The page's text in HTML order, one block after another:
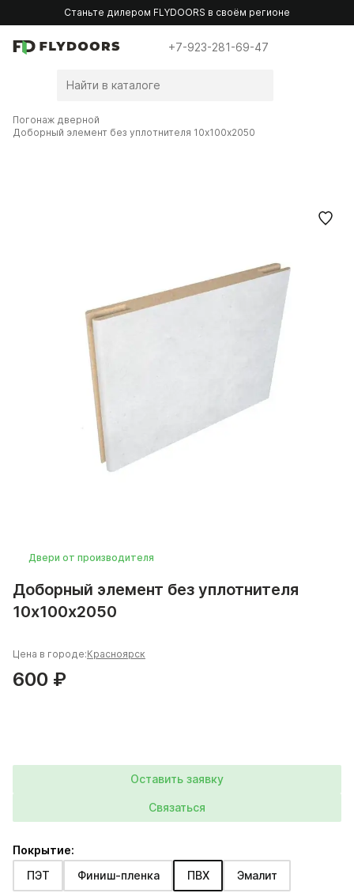
Станьте дилером FLYDOORS в своём регионе
+7-923-281-69-47
Погонаж дверной
Доборный элемент без уплотнителя 10х100х2050
Двери от производителя
Доборный элемент без уплотнителя
10х100х2050
Цена в городе:Красноярск
600 ₽
Оставить заявку
Связаться
Покрытие:
ПЭТ
Финиш-пленка ПВХ
Эмалит